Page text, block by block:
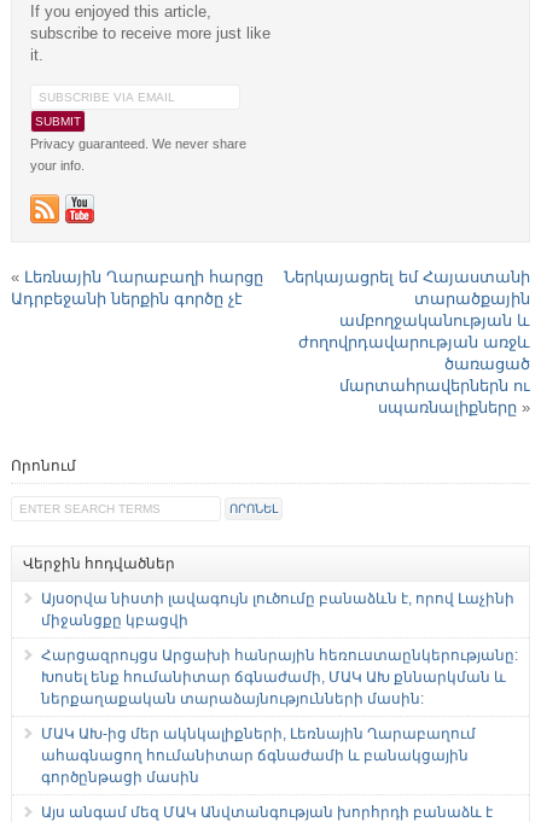
If you enjoyed this article,
subscribe to receive more just like
it.
Privacy guaranteed. We never share
your info.
« Լեռնային Ղարաբաղի հարցը
Ադրբեջանի ներքին գործը չէ
Ներկայացրել եմ Հայաստանի
տարածքային
ամբողջականության և
ժողովրդավարության առջև
ծառացած
մարտահրավերներն ու
սպառնալիքները »
Որոնում
Վերջին հոդվածներ
Այսօրվա նիստի լավագույն լուծումը բանաձևն է, որով Լաչինի
միջանցքը կբացվի
Հարցազրույցս Արցախի հանրային հեռուստաընկերությանը:
Խոսել ենք հումանիտար ճգնաժամի, ՄԱԿ ԱԽ քննարկման և
ներքաղաքական տարաձայնությունների մասին:
ՄԱԿ ԱԽ-ից մեր ակնկալիքների, Լեռնային Ղարաբաղում
ահագնացող հումանիտար ճգնաժամի և բանակցային
գործընթացի մասին
Այս անգամ մեզ ՄԱԿ Անվտանգության խորհրդի բանաձև է